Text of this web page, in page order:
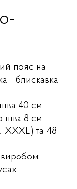
пояс на
- блискавка
40 см
шва 8 см
XXXL) та 48-
виробом: